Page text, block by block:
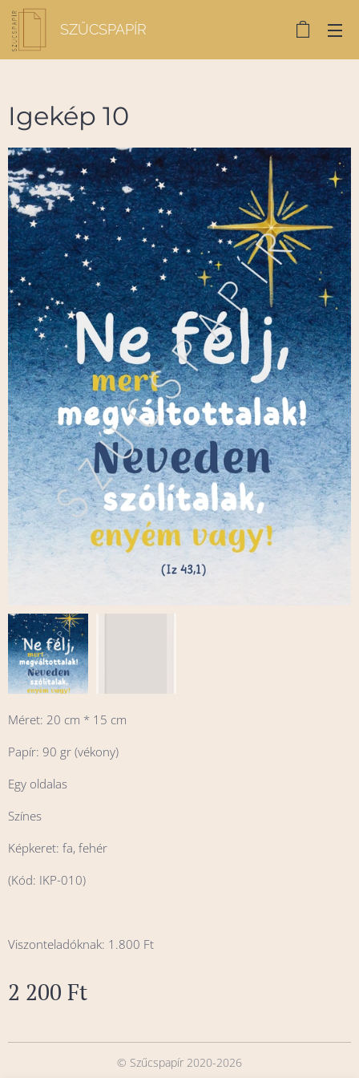
SZŰCSPAPÍR
Igekép 10
Méret: 20 cm * 15 cm
Papír: 90 gr (vékony)
Egy oldalas
Színes
Képkeret: fa, fehér
(Kód: IKP-010)
Viszonteladóknak: 1.800 Ft
2 200 Ft
© Szűcspapír 2020-2026